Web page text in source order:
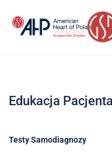
treści
Strefa
Pacjenta
Edukacja
Pacjenta
Edukacja Pacjenta
Testy Samodiagnozy